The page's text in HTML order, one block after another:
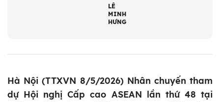
LÊ
MINH
HƯNG
Hà Nội (TTXVN 8/5/2026) Nhân chuyến tham
dự Hội nghị Cấp cao ASEAN lần thứ 48 tại